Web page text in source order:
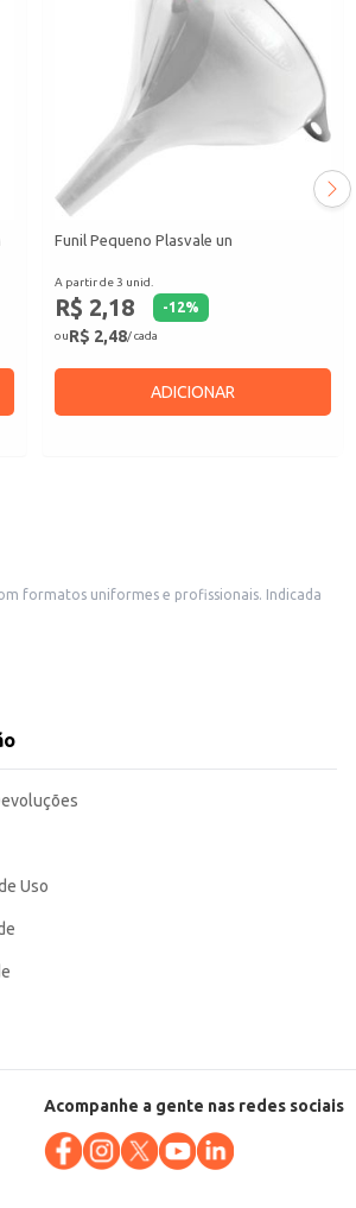
Funil Pequeno Plasvale un
A partir de 3 unid.
R$ 2,18 -12%
ouR$ 2,48/ cada
ADICIONAR
formatos uniformes e profissionais. Indicada
Uso
Acompanhe a gente nas redes sociais